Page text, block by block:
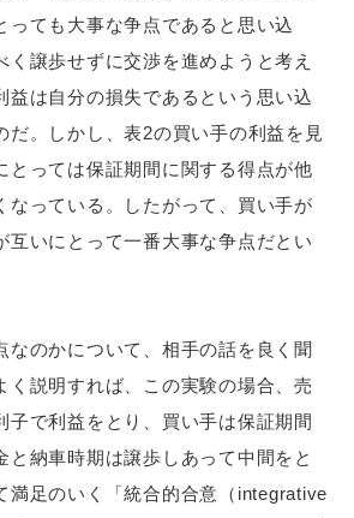
っても大事な争点であると思い込
く譲歩せずに交渉を進めようと考え
益は自分の損失であるという思い込
だ。しかし、表2の買い手の利益を見
とっては保証期間に関する得点が他
なっている。したがって、買い手が
互いにとって一番大事な争点だとい
のかについて、相手の話を良く聞
く説明すれば、この実験の場合、売
子で利益をとり、買い手は保証期間
と納車時期は譲歩しあって中間をと
満足のいく「統合的合意（integrative